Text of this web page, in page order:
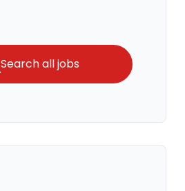
Search all jobs